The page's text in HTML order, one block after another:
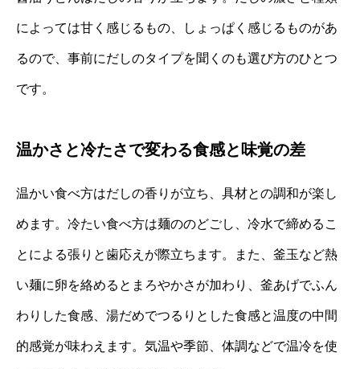
によっては甘く感じるもの、しょっぱく感じるものがあ
るので、事前にだしのタイプを聞くのも選び方のひとつ
です。
温かさと冷たさで変わる食感と味覚の差
温かい食べ方はだしの香りが立ち、具材との調和が楽し
めます。冷たい食べ方は麺ののどごし、冷水で締めるこ
とによる張りと歯応えが際立ちます。また、釜玉など熱
い麺に卵を絡めるとまろやかさが加わり、釜あげでふん
わりした食感、湯だめでつるりとした食感と温度の中間
的感覚が味わえます。気温や季節、体調などで温冷を使